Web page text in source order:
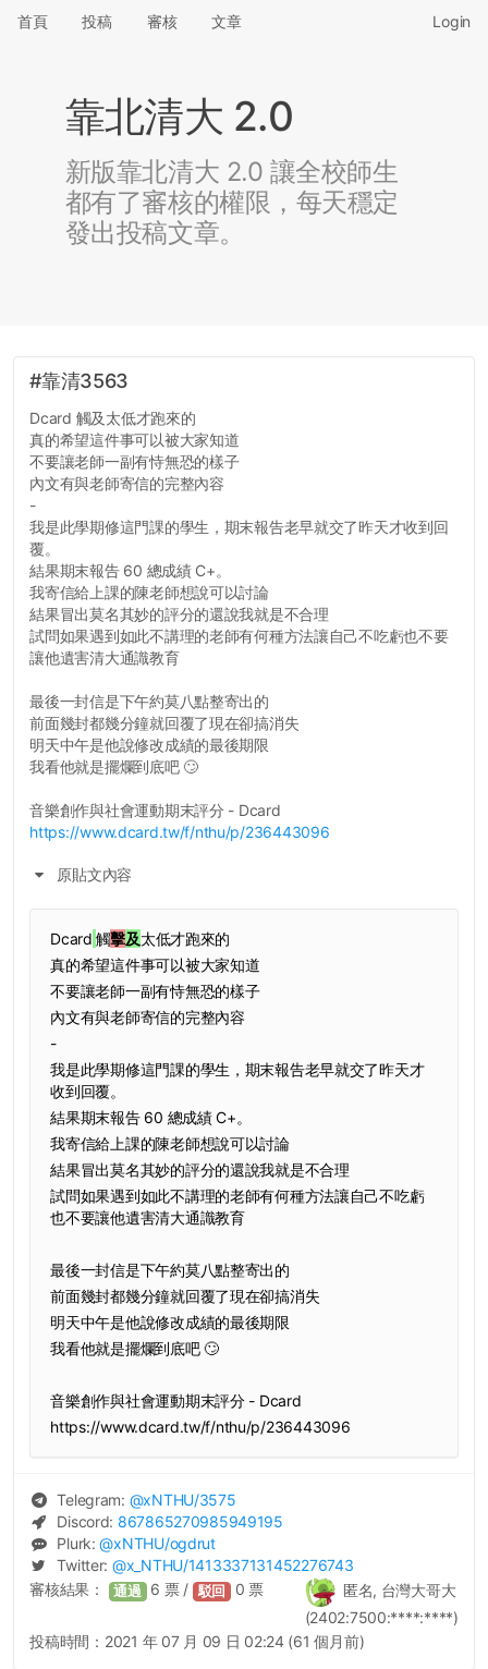
首頁 投稿 審核 文章 Login
靠北清大 2.0
新版靠北清大 2.0 讓全校師生
都有了審核的權限，每天穩定
發出投稿文章。
#靠清3563
Dcard 觸及太低才跑來的
真的希望這件事可以被大家知道
不要讓老師一副有恃無恐的樣子
內文有與老師寄信的完整內容
-
我是此學期修這門課的學生，期末報告老早就交了昨天才收到回
覆。
結果期末報告 60 總成績 C+。
我寄信給上課的陳老師想說可以討論
結果冒出莫名其妙的評分的還說我就是不合理
試問如果遇到如此不講理的老師有何種方法讓自己不吃虧也不要
讓他遺害清大通識教育
最後一封信是下午約莫八點整寄出的
前面幾封都幾分鐘就回覆了現在卻搞消失
明天中午是他說修改成績的最後期限
我看他就是擺爛到底吧 🙄
音樂創作與社會運動期末評分 - Dcard
https://www.dcard.tw/f/nthu/p/236443096
原貼文內容
Dcard 觸擊及太低才跑來的
真的希望這件事可以被大家知道
不要讓老師一副有恃無恐的樣子
內文有與老師寄信的完整內容
-
我是此學期修這門課的學生，期末報告老早就交了昨天才
收到回覆。
結果期末報告 60 總成績 C+。
我寄信給上課的陳老師想說可以討論
結果冒出莫名其妙的評分的還說我就是不合理
試問如果遇到如此不講理的老師有何種方法讓自己不吃虧
也不要讓他遺害清大通識教育
最後一封信是下午約莫八點整寄出的
前面幾封都幾分鐘就回覆了現在卻搞消失
明天中午是他說修改成績的最後期限
我看他就是擺爛到底吧 🙄
音樂創作與社會運動期末評分 - Dcard
https://www.dcard.tw/f/nthu/p/236443096
Telegram: @xNTHU/3575
Discord: 867865270985949195
Plurk:@xNTHU/ogdrut
Twitter: @x_NTHU/1413337131452276743
匿名, 台灣大哥大
(2402:7500:****:****)
審核結果： 通過 6 票 / 駁回 0 票
投稿時間： 2021 年 07 月 09 日 02:24 (61 個月前)